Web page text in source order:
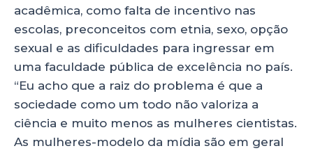
acadêmica, como falta de incentivo nas
escolas, preconceitos com etnia, sexo, opção
sexual e as dificuldades para ingressar em
uma faculdade pública de excelência no país.
“Eu acho que a raiz do problema é que a
sociedade como um todo não valoriza a
ciência e muito menos as mulheres cientistas.
As mulheres-modelo da mídia são em geral